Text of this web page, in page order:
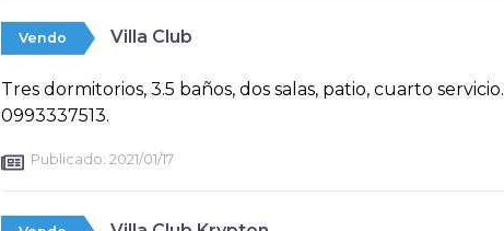
Vendo Villa Club
Tres dormitorios, 3.5 baños, dos salas, patio, cuarto servicio.
0993337513.
Publicado: 2021/01/17